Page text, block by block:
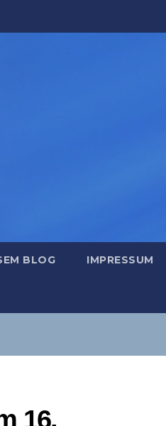
BLOG IMPRESSUM
16.